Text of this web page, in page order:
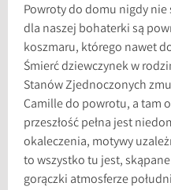
Powroty do domu nigdy nie
dla naszej bohaterki są
koszmaru, którego nawet
Śmierć dziewczynek w
Stanów Zjednoczonych
Camille do powrotu, a tam
przeszłość pełna jest
okaleczenia, motywy
to wszystko tu jest,
gorączki atmosferze